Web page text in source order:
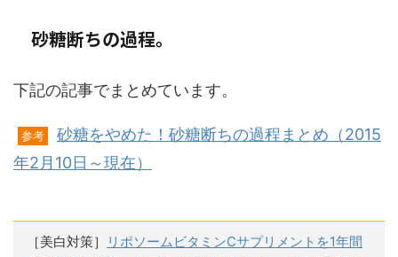
砂糖断ちの過程。
下記の記事でまとめています。
参考
砂糖をやめた！砂糖断ちの過程まとめ（2015
年2月10日～現在）
［美白対策］
リポソームビタミンCサプリメントを1年間